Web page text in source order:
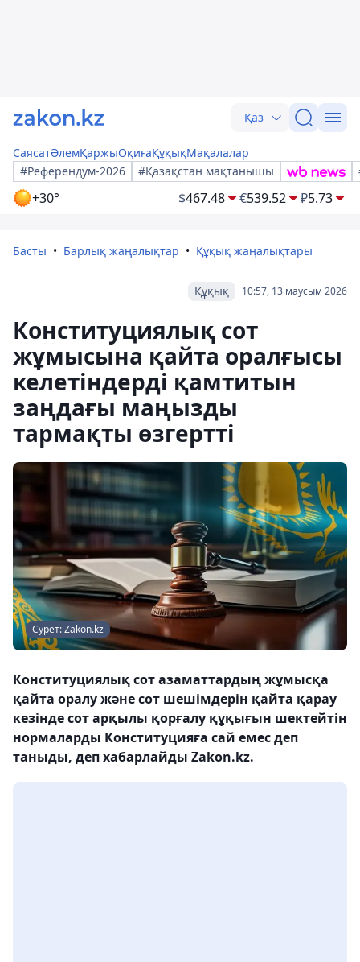
Қаз
СаясатӘлемҚаржыОқиғаҚұқықМақалалар
#Референдум-2026
#Қазақстан мақтанышы
+30° $467.48 €539.52 ₽5.73
Басты Барлық жаңалықтар Құқық жаңалықтары
10:57, 13 маусым 2026
Құқық
Конституциялық сот
жұмысына қайта оралғысы
келетіндерді қамтитын
заңдағы маңызды
тармақты өзгертті
Сурет: Zakon.kz
Конституциялық сот азаматтардың жұмысқа
қайта оралу және сот шешімдерін қайта қарау
кезінде сот арқылы қорғалу құқығын шектейтін
нормаларды Конституцияға сай емес деп
таныды, деп хабарлайды Zakon.kz.